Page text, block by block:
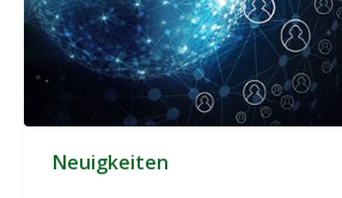
Neuigkeiten